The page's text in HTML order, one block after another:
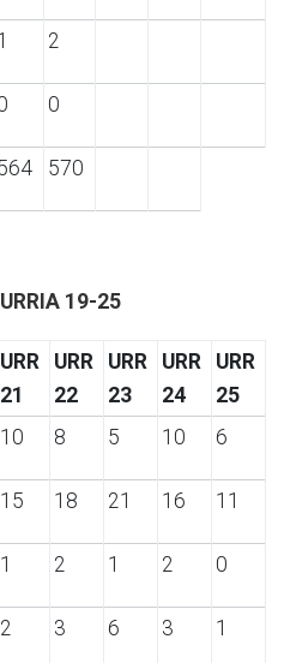
2
0
570
19-25
URR
21
URR
22
URR
23
URR
24
URR
25
10 8 5 10 6
15 18 21 16 11
1 2 1 2 0
2 3 6 3 1